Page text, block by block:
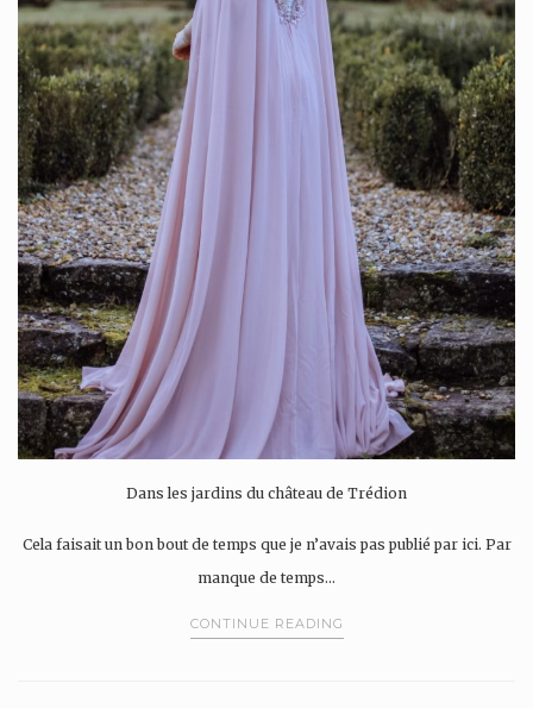
Dans les jardins du château de Trédion
Cela faisait un bon bout de temps que je n’avais pas publié par ici. Par
manque de temps…
CONTINUE READING